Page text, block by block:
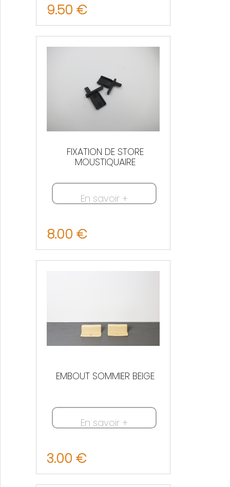
9.50 €
Nous contacter
FIXATION DE STORE
MOUSTIQUAIRE
En savoir +
8.00 €
Nous contacter
EMBOUT SOMMIER BEIGE
En savoir +
3.00 €